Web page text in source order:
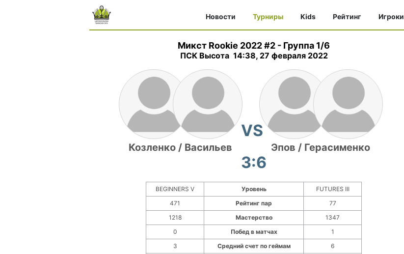
Новости Турниры Kids Рейтинг Игроки
Микст Rookie 2022 #2 - Группа 1/6
ПСК Высота 14:38, 27 февраля 2022
Козленко / Васильев
VS
Эпов / Герасименко
3:6
BEGINNERS V Уровень
FUTURES III
471
Рейтинг пар
77
1218
Мастерство
1347
0
Побед в матчах
1
3
Средний счет по геймам
6